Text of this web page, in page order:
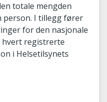
totale mengden
person. I tillegg fører
for den nasjonale
registrerte
i Helsetilsynets